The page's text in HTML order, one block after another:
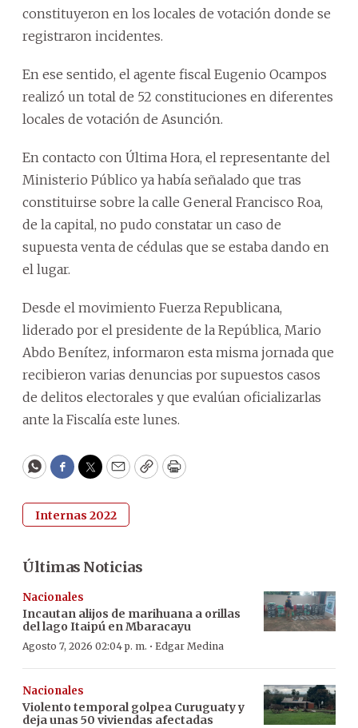
constituyeron en los locales de votación donde se
registraron incidentes.
En ese sentido, el agente fiscal Eugenio Ocampos
realizó un total de 52 constituciones en diferentes
locales de votación de Asunción.
En contacto con Última Hora, el representante del
Ministerio Público ya había señalado que tras
constituirse sobre la calle General Francisco Roa,
de la capital, no pudo constatar un caso de
supuesta venta de cédulas que se estaba dando en
el lugar.
Desde el movimiento Fuerza Republicana,
liderado por el presidente de la República, Mario
Abdo Benítez, informaron esta misma jornada que
recibieron varias denuncias por supuestos casos
de delitos electorales y que evalúan oficializarlas
ante la Fiscalía este lunes.
WhatsApp
Facebook
Twitter
EmailCopyPrint
Internas 2022
Últimas Noticias
Nacionales
Incautan alijos de marihuana a orillas
del lago Itaipú en Mbaracayu
Agosto 7, 2026 02:04 p. m. · Edgar Medina
Nacionales
Violento temporal golpea Curuguaty y
deja unas 50 viviendas afectadas